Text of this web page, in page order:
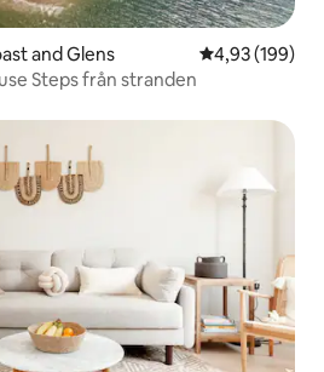
and Glens 4,93 av 5 i
4,93 (199)
Steps från stranden